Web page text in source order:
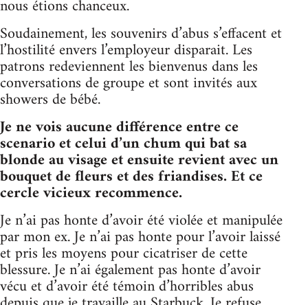
nous étions chanceux.
Soudainement, les souvenirs d’abus s’effacent et
l’hostilité envers l’employeur disparait. Les
patrons redeviennent les bienvenus dans les
conversations de groupe et sont invités aux
showers de bébé.
Je ne vois aucune différence entre ce
scenario et celui d’un chum qui bat sa
blonde au visage et ensuite revient avec un
bouquet de fleurs et des friandises. Et ce
cercle vicieux recommence.
Je n’ai pas honte d’avoir été violée et manipulée
par mon ex. Je n’ai pas honte pour l’avoir laissé
et pris les moyens pour cicatriser de cette
blessure. Je n’ai également pas honte d’avoir
vécu et d’avoir été témoin d’horribles abus